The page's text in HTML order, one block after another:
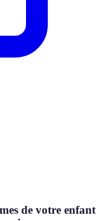
de votre enfant